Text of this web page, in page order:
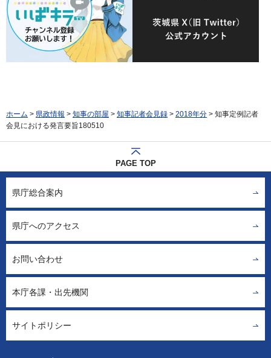
ホーム > 県政情報 > 知事の部屋 > 知事記者会見録 > 2018年分 > 知事定例記者
会見における発言要旨180510
PAGE TOP
県庁総合案内
県庁へのアクセス
お問い合わせ
本庁各課・出先機関
サイトポリシー